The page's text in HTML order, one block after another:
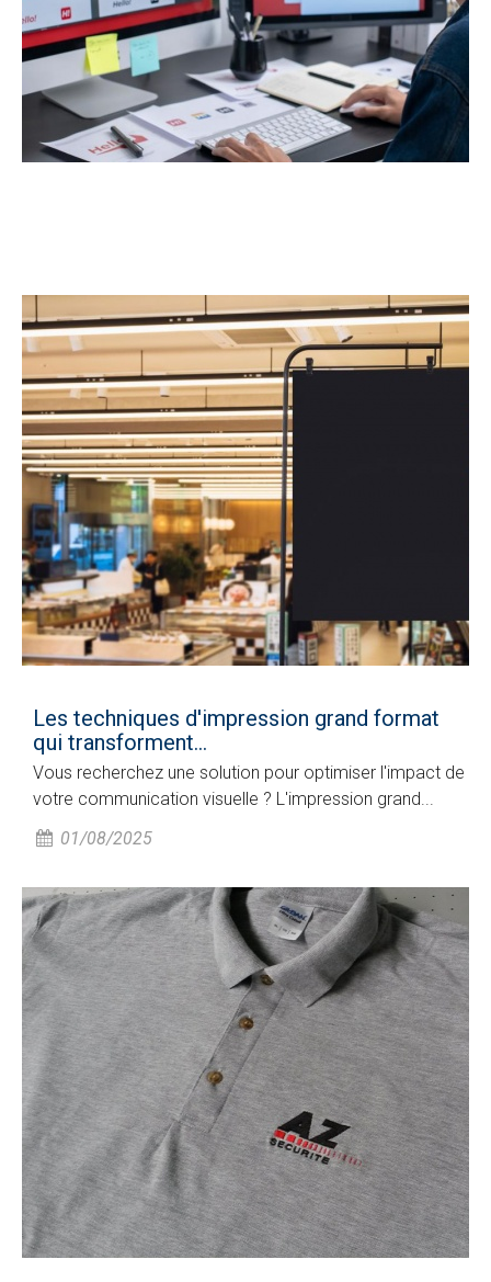
Les techniques d'impression grand format
qui transforment...
Vous recherchez une solution pour optimiser l'impact de
votre communication visuelle ? L'impression grand...
01/08/2025